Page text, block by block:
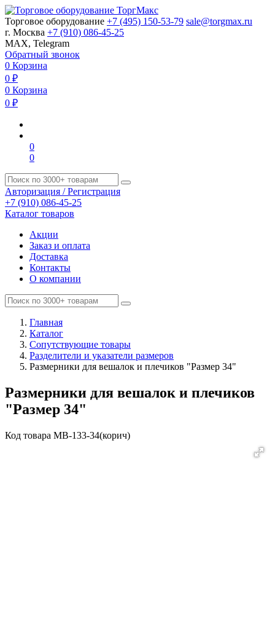
Торговое оборудование +7 (495) 150-53-79 sale@torgmax.ru
г. Москва +7 (910) 086-45-25
MAX, Telegram
Обратный звонок
0 Корзина
0 ₽
0 Корзина
0 ₽
0
0
Авторизация / Регистрация
+7 (910) 086-45-25
Каталог товаров
Акции
Заказ и оплата
Доставка
Контакты
О компании
Главная
Каталог
Сопутствующие товары
Разделители и указатели размеров
Размерники для вешалок и плечиков "Размер 34"
Размерники для вешалок и плечиков
"Размер 34"
Код товара MВ-133-34(корич)